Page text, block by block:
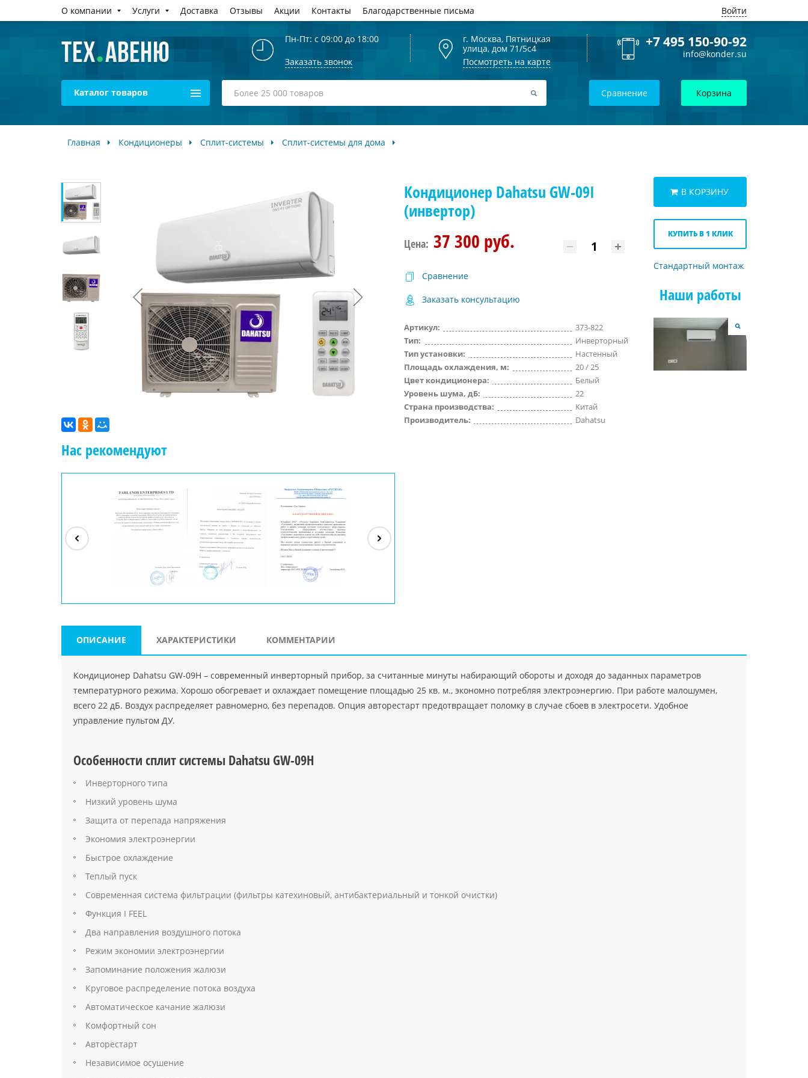
О компании Услуги Доставка Отзывы Акции Контакты Благодарственные письма Войти
Пн-Пт: с 09:00 до 18:00
Заказать звонок
г. Москва, Пятницкая
улица, дом 71/5с4
Посмотреть на карте
+7 495 150-90-92
info@konder.su
Каталог товаров Сравнение Корзина
Главная Кондиционеры Сплит-системы Сплит-системы для дома
Нас рекомендуют
">
Код PHP ">
"МидасМеталлАрт" PHP ">
Код PHP ">
Кондиционер Dahatsu GW-09I
(инвертор)
Цена: 37 300 руб.
Сравнение
Заказать консультацию
Артикул:
373-822
Тип:
Инверторный
Тип установки:
Настенный
Площадь охлаждения, м:
20 / 25
Цвет кондиционера:
Белый
Уровень шума, дБ:
22
Страна производства:
Китай
Производитель:
Dahatsu
В КОРЗИНУ
КУПИТЬ В 1 КЛИК
Стандартный монтаж
Наши работы
ОПИСАНИЕ ХАРАКТЕРИСТИКИ КОММЕНТАРИИ
Кондиционер Dahatsu GW-09H – современный инверторный прибор, за считанные минуты набирающий обороты и доходя до заданных параметров
температурного режима. Хорошо обогревает и охлаждает помещение площадью 25 кв. м., экономно потребляя электроэнергию. При работе малошумен,
всего 22 дБ. Воздух распределяет равномерно, без перепадов. Опция авторестарт предотвращает поломку в случае сбоев в электросети. Удобное
управление пультом ДУ.
Особенности сплит системы Dahatsu GW-09H
Инверторного типа
Низкий уровень шума
Защита от перепада напряжения
Экономия электроэнергии
Быстрое охлаждение
Теплый пуск
Современная система фильтрации (фильтры катехиновый, антибактериальный и тонкой очистки)
Функция I FEEL
Два направления воздушного потока
Режим экономии электроэнергии
Запоминание положения жалюзи
Круговое распределение потока воздуха
Автоматическое качание жалюзи
Комфортный сон
Авторестарт
Независимое осушение